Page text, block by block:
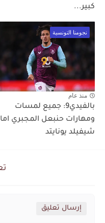
كبير...
نجومنا التونسية
منذ عام
بالفيدي9: جميع لمسات
ومهارات حنبعل المجبري
شيفيلد يونايتد
إرسال تعليق